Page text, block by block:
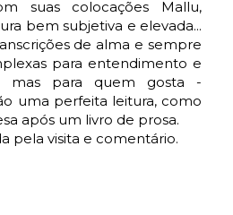
suas colocações Mallu,
bem subjetiva e elevada...
de alma e sempre
para entendimento e
mas para quem gosta -
uma perfeita leitura, como
após um livro de prosa.
pela visita e comentário.